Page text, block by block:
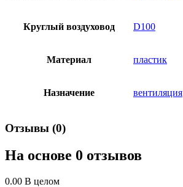
Круглый воздуховод D100
Материал пластик
Назначение вентиляция
Отзывы (0)
На основе 0 отзывов
0.00 В целом